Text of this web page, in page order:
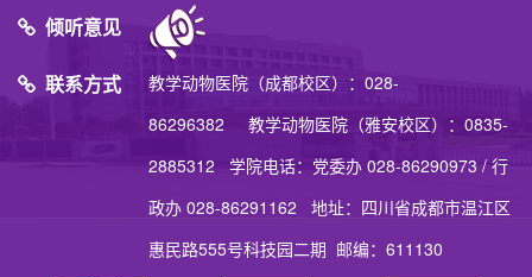
倾听意见
联系方式
教学动物医院（成都校区）：028-
86296382 教学动物医院（雅安校区）：0835-
2885312 学院电话：党委办 028-86290973 / 行
政办 028-86291162 地址：四川省成都市温江区
惠民路555号科技园二期 邮编：611130